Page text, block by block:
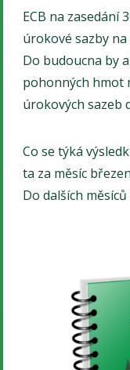
ECB na zasedání
úrokové sazby na
Do budoucna by
pohonných hmot
úrokových sazeb
Co se týká
ta za měsíc
Do dalších